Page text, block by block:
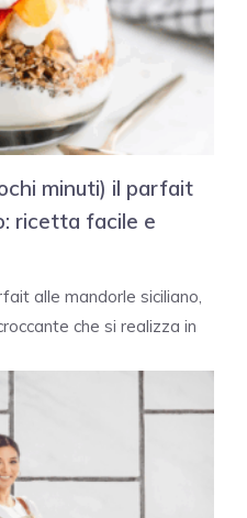
minuti) il parfait
ricetta facile e
alle mandorle siciliano,
che si realizza in